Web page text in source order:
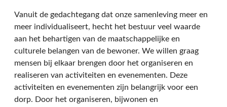
Vanuit de gedachtegang dat onze samenleving meer en
meer individualiseert, hecht het bestuur veel waarde
aan het behartigen van de maatschappelijke en
culturele belangen van de bewoner. We willen graag
mensen bij elkaar brengen door het organiseren en
realiseren van activiteiten en evenementen. Deze
activiteiten en evenementen zijn belangrijk voor een
dorp. Door het organiseren, bijwonen en